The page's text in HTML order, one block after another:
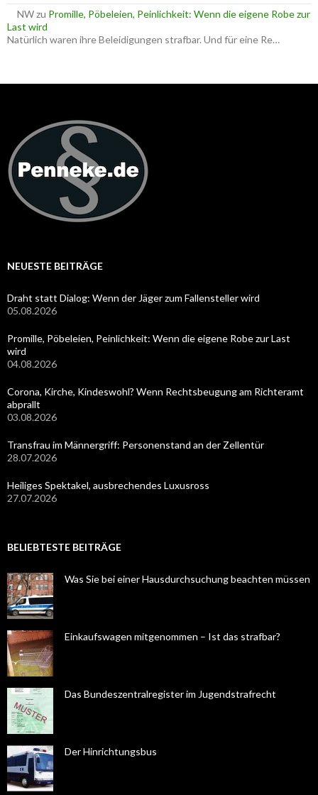
NWzu Promille, Pöbeleien, Peinlichkeit: Wenn die eigene Robe zur
Last wird
Natürlich waren ihre Beleidigungen strafbar. Und für eine Re…
NEUESTE BEITRÄGE
Draht statt Dialog: Wenn der Jäger zum Fallensteller wird
05.08.2026
Promille, Pöbeleien, Peinlichkeit: Wenn die eigene Robe zur Last
wird
04.08.2026
Corona, Kirche, Kindeswohl? Wenn Rechtsbeugung am Richteramt
abprallt
03.08.2026
Transfrau im Männergriff: Personenstand an der Zellentür
28.07.2026
Heiliges Spektakel, ausbrechendes Luxusross
27.07.2026
BELIEBTESTE BEITRÄGE
Was Sie bei einer Hausdurchsuchung beachten müssen
Einkaufswagen mitgenommen – Ist das strafbar?
Das Bundeszentralregister im Jugendstrafrecht
Der Hinrichtungsbus